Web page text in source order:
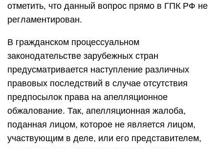
отметить, что данный вопрос прямо в ГПК РФ не
регламентирован.
В гражданском процессуальном
законодательстве зарубежных стран
предусматривается наступление различных
правовых последствий в случае отсутствия
предпосылок права на апелляционное
обжалование. Так, апелляционная жалоба,
поданная лицом, которое не является лицом,
участвующим в деле, или его представителем,